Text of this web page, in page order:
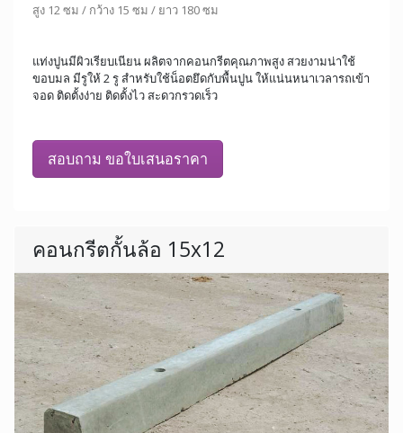
สูง 12 ซม / กว้าง 15 ซม / ยาว 180 ซม
แท่งปูนมีผิวเรียบเนียน ผลิตจากคอนกรีตคุณภาพสูง สวยงามน่าใช้
ขอบมล มีรูให้ 2 รู สำหรับใช้น็อตยึดกับพื้นปูน ให้แน่นหนาเวลารถเข้า
จอด ติดตั้งง่าย ติดตั้งไว สะดวกรวดเร็ว
สอบถาม ขอใบเสนอราคา
คอนกรีตกั้นล้อ 15x12